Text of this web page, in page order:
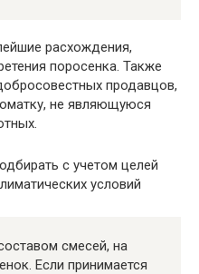
расхождения,
поросенка. Также
продавцов,
не являющуюся
с учетом целей
условий
смесей, на
Если принимается